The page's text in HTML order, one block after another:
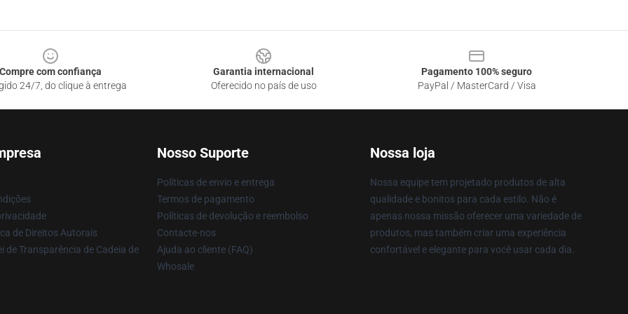
Compre com confiança
24/7, do clique à entrega
Garantia internacional
Oferecido no país de uso
Pagamento 100% seguro
PayPal / MasterCard / Visa
de Direitos Autorais
de Transparência de Cadeia de
Nosso Suporte
Políticas de envio e entrega
Termos de pagamento
Políticas de devolução e reembolso
Contacte-nos
Ajuda ao cliente (FAQ)
Whosale
Nossa loja
Nossa equipe tem projetado produtos de alta
qualidade e bonitos para cada estilo. Não é
apenas nossa missão oferecer uma variedade de
produtos, mas também criar uma experiência
confortável e elegante para você usar cada dia.